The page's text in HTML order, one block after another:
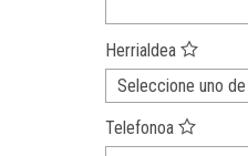
Herrialdea
Telefonoa